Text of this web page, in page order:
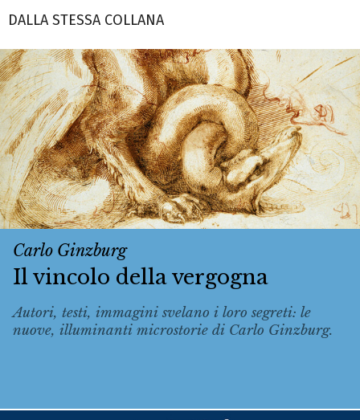
DALLA STESSA COLLANA
Carlo Ginzburg
Il vincolo della vergogna
Autori, testi, immagini svelano i loro segreti: le
nuove, illuminanti microstorie di Carlo Ginzburg.